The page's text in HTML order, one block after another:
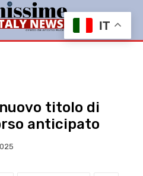
titolo di
anticipato
IT